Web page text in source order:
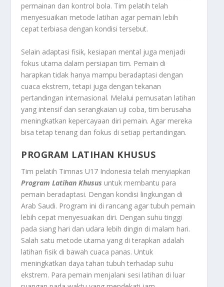
permainan dan kontrol bola. Tim pelatih telah
menyesuaikan metode latihan agar pemain lebih
cepat terbiasa dengan kondisi tersebut.
Selain adaptasi fisik, kesiapan mental juga menjadi
fokus utama dalam persiapan tim. Pemain di
harapkan tidak hanya mampu beradaptasi dengan
cuaca ekstrem, tetapi juga dengan tekanan
pertandingan internasional. Melalui pemusatan latihan
yang intensif dan serangkaian uji coba, tim berusaha
meningkatkan kepercayaan diri pemain. Agar mereka
bisa tetap tenang dan fokus di setiap pertandingan.
PROGRAM LATIHAN KHUSUS
Tim pelatih Timnas U17 Indonesia telah menyiapkan
Program Latihan Khusus untuk membantu para
pemain beradaptasi. Dengan kondisi lingkungan di
Arab Saudi. Program ini di rancang agar tubuh pemain
lebih cepat menyesuaikan diri. Dengan suhu tinggi
pada siang hari dan udara lebih dingin di malam hari.
Salah satu metode utama yang di terapkan adalah
latihan fisik di bawah cuaca panas. Untuk
meningkatkan daya tahan tubuh terhadap suhu
ekstrem. Para pemain menjalani sesi latihan di luar